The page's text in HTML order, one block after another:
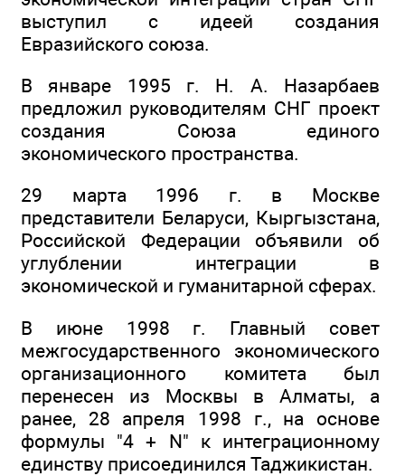
выступил с идеей создания
Евразийского союза.
В январе 1995 г. Н. А. Назарбаев
предложил руководителям СНГ проект
создания Союза единого
экономического пространства.
29 марта 1996 г. в Москве
представители Беларуси, Кыргызстана,
Российской Федерации объявили об
углублении интеграции в
экономической и гуманитарной сферах.
В июне 1998 г. Главный совет
межгосударственного экономического
организационного комитета был
перенесен из Москвы в Алматы, а
ранее, 28 апреля 1998 г., на основе
формулы "4 + N" к интеграционному
единству присоединился Таджикистан.